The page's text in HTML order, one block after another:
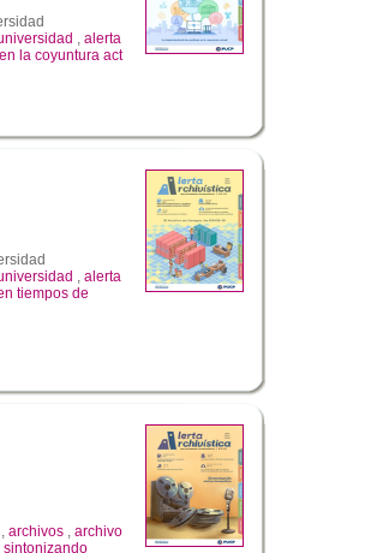
, alerta
la coyuntura act
, alerta
tiempos de
, archivos , archivo
sintonizando